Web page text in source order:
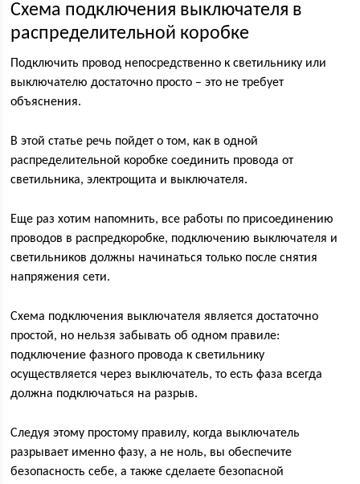
Схема подключения выключателя в
распределительной коробке
Подключить провод непосредственно к светильнику или
выключателю достаточно просто – это не требует
объяснения.
В этой статье речь пойдет о том, как в одной
распределительной коробке соединить провода от
светильника, электрощита и выключателя.
Еще раз хотим напомнить, все работы по присоединению
проводов в распредкоробке, подключению выключателя и
светильников должны начинаться только после снятия
напряжения сети.
Схема подключения выключателя является достаточно
простой, но нельзя забывать об одном правиле:
подключение фазного провода к светильнику
осуществляется через выключатель, то есть фаза всегда
должна подключаться на разрыв.
Следуя этому простому правилу, когда выключатель
разрывает именно фазу, а не ноль, вы обеспечите
безопасность себе, а также сделаете безопасной